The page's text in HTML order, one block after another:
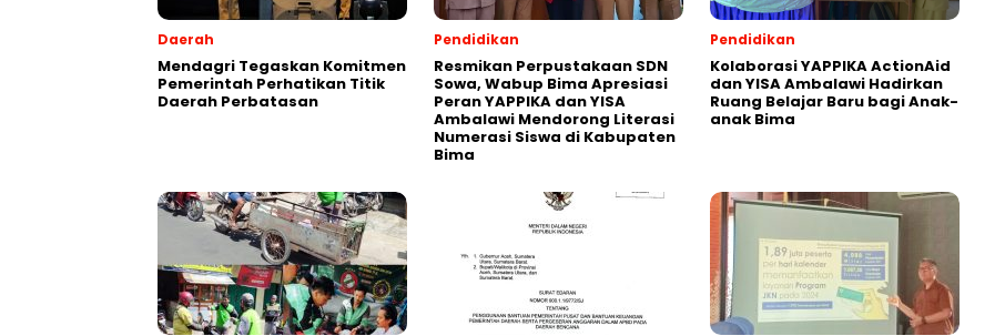
Daerah
Mendagri Tegaskan Komitmen
Pemerintah Perhatikan Titik
Daerah Perbatasan
Pendidikan
Resmikan Perpustakaan SDN
Sowa, Wabup Bima Apresiasi
Peran YAPPIKA dan YISA
Ambalawi Mendorong Literasi
Numerasi Siswa di Kabupaten
Bima
Pendidikan
Kolaborasi YAPPIKA ActionAid
dan YISA Ambalawi Hadirkan
Ruang Belajar Baru bagi Anak-
anak Bima